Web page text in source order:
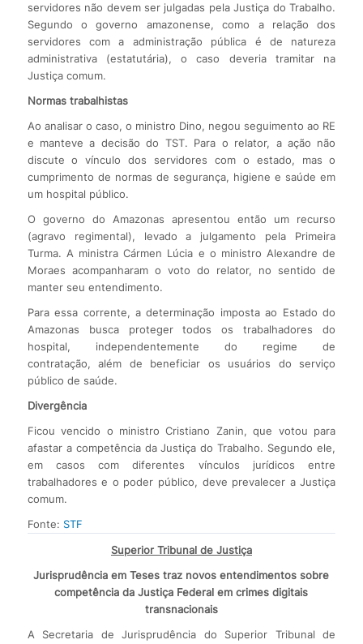
servidores não devem ser julgadas pela Justiça do Trabalho.
Segundo o governo amazonense, como a relação dos
servidores com a administração pública é de natureza
administrativa (estatutária), o caso deveria tramitar na
Justiça comum.
Normas trabalhistas
Ao analisar o caso, o ministro Dino, negou seguimento ao RE
e manteve a decisão do TST. Para o relator, a ação não
discute o vínculo dos servidores com o estado, mas o
cumprimento de normas de segurança, higiene e saúde em
um hospital público.
O governo do Amazonas apresentou então um recurso
(agravo regimental), levado a julgamento pela Primeira
Turma. A ministra Cármen Lúcia e o ministro Alexandre de
Moraes acompanharam o voto do relator, no sentido de
manter seu entendimento.
Para essa corrente, a determinação imposta ao Estado do
Amazonas busca proteger todos os trabalhadores do
hospital, independentemente do regime de
contratação, além de beneficiar os usuários do serviço
público de saúde.
Divergência
Ficou vencido o ministro Cristiano Zanin, que votou para
afastar a competência da Justiça do Trabalho. Segundo ele,
em casos com diferentes vínculos jurídicos entre
trabalhadores e o poder público, deve prevalecer a Justiça
comum.
Fonte: STF
Superior Tribunal de Justiça
Jurisprudência em Teses traz novos entendimentos sobre
competência da Justiça Federal em crimes digitais
transnacionais
A Secretaria de Jurisprudência do Superior Tribunal de